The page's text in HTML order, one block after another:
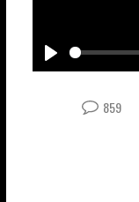
Играть
859